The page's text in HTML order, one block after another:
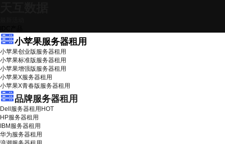
小苹果服务器租用
小苹果创业版服务器租用
小苹果标准版服务器租用
小苹果增强版服务器租用
小苹果X服务器租用
小苹果X青春版服务器租用
品牌服务器租用
Dell服务器租用 HOT
HP服务器租用
IBM服务器租用
华为服务器租用